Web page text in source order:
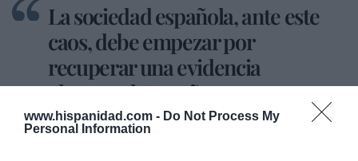
www.hispanidad.com - Do Not Process My
Personal Information
La sociedad española, ante este
caos, debe empezar por
recuperar una evidencia
elemental: España no pertenece a
ningún Gobierno